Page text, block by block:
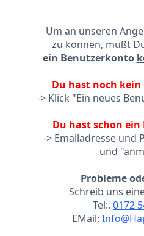
Um an unseren
zu können, mußt
ein Benutzerkonto
Du hast noch kein
-> Klick "Ein neues
Du hast schon
-> Emailadresse und
und
Probleme
Schreib uns
Tel:. 0172
EMail: